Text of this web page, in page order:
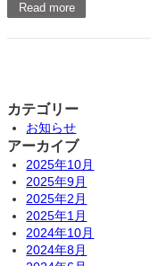
Read more
カテゴリー
お知らせ
アーカイブ
2025年10月
2025年9月
2025年2月
2025年1月
2024年10月
2024年8月